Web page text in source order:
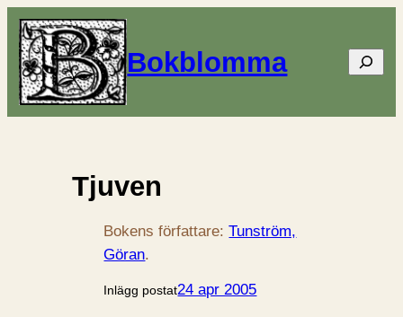
Bokblomma Sök
Tjuven
Bokens författare:Tunström,
Göran.
Inlägg postat24 apr 2005